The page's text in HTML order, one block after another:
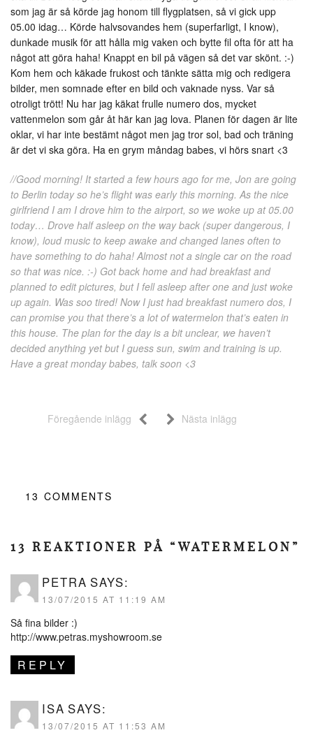
som jag är så körde jag honom till flygplatsen, så vi gick upp
05.00 idag… Körde halvsovandes hem (superfarligt, I know),
dunkade musik för att hålla mig vaken och bytte fil ofta för att ha
något att göra haha! Knappt en bil på vägen så det var skönt. :-)
Kom hem och käkade frukost och tänkte sätta mig och redigera
bilder, men somnade efter en bild och vaknade nyss. Var så
otroligt trött! Nu har jag käkat frulle numero dos, mycket
vattenmelon som går åt här kan jag lova. Planen för dagen är lite
oklar, vi har inte bestämt något men jag tror sol, bad och träning
är det vi ska göra. Ha en grym måndag babes, vi hörs snart <3
//Good morning! It started a few hours ago for me, Jon are going
to Berlin today so he’s flight was early this morning. As the nice
girlfriend I am I drove him to the airport, so we woke up at 05.00
today… Drove half asleep on the way back (super dangerous, I
know), loud music to keep awake and changed lanes often to
have something to do haha! Almost not a single car on the road
so that was nice. :-) Got back home and had breakfast and
planned to edit pictures, but I fell asleep after one and just woke
up again. Was soo tired! Now I just had breakfast numero dos, I
can promise you that there’s a lot of watermelon that’s eaten in
this house. The plan for the day is a bit unclear, we haven’t
decided anything yet but I guess sun, swim and training is up.
Have a great monday babes, talk soon <3
Föregående inlägg Nästa inlägg
13 COMMENTS
13 REAKTIONER PÅ “WATERMELON”
PETRA SAYS:
13/07/2015 AT 11:19 AM
Så fina bilder :)
http://www.petras.myshowroom.se
REPLY
ISA SAYS:
13/07/2015 AT 11:53 AM